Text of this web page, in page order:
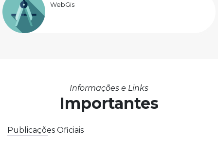
WebGis
Informações e Links
Importantes
Publicações Oficiais